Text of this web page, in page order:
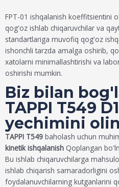
FPT-01 ishqalanish koeffitsientini
qog'oz ishlab chiqaruvchilar va
standartlariga muvofiq qog'oz
ishonchli tarzda amalga oshirib,
xatolarni minimallashtirishi va
oshirishi mumkin.
Biz bilan
TAPPI T549
yechimini
TAPPI T549 baholash uchun
kinetik ishqalanish Qoplangan
Bu ishlab chiqaruvchilarga
ishlab chiqarish samaradorligini
foydalanuvchilarning kutganlarini